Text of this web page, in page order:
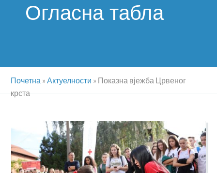
Огласна табла
Почетна » Актуелности » Показна вјежба Црвеног
крста